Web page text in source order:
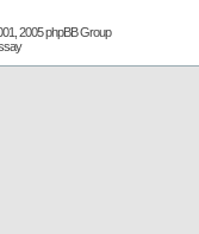
2005 phpBB Group